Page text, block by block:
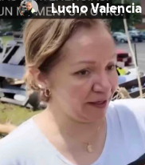
Lucho Valencia